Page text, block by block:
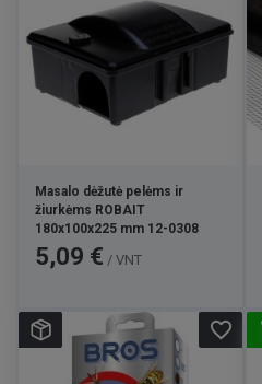
Masalo dėžutė pelėms ir
žiurkėms ROBAIT
180x100x225 mm 12-0308
Kaina
5,09 € / VNT
favorite_border